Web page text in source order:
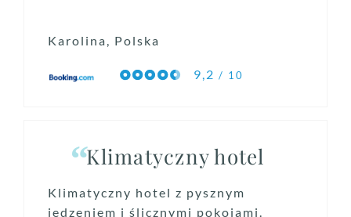
Karolina, Polska
9,2 / 10
Klimatyczny hotel
Klimatyczny hotel z pysznym
jedzeniem i ślicznymi pokojami.